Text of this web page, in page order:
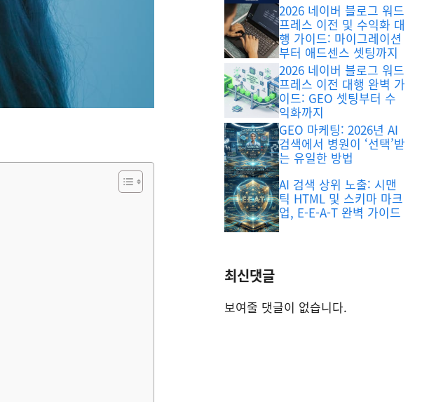
2026 네이버 블로그 워드
프레스 이전 및 수익화 대
행 가이드: 마이그레이션
부터 애드센스 셋팅까지
2026 네이버 블로그 워드
프레스 이전 대행 완벽 가
이드: GEO 셋팅부터 수
익화까지
GEO 마케팅: 2026년 AI
검색에서 병원이 ‘선택’받
는 유일한 방법
AI 검색 상위 노출: 시맨
틱 HTML 및 스키마 마크
업, E-E-A-T 완벽 가이드
최신댓글
보여줄 댓글이 없습니다.